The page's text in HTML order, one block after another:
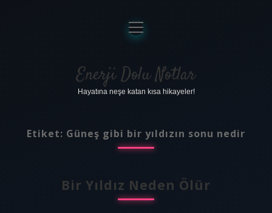
Anasayfa
Gizlilik Politikası
Yasal Uyarı
menüyü
aç
Enerji Dolu Notlar
Hayatına neşe katan kısa hikayeler!
Etiket: Güneş gibi bir yıldızın sonu nedir
Bir Yıldız Neden Ölür